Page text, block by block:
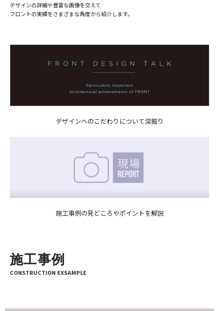
デザインの詳細や豊富な画像を交えて
フロントの実績をさまざまな角度から紹介します。
デザインへのこだわりについて深掘り
施工事例の見どころやポイントを解説
施工事例
CONSTRUCTION EXSAMPLE